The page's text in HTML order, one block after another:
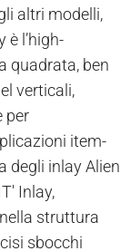
altri modelli,
l’high-
quadrata, ben
verticali,
per
item-
degli inlay Alien
Inlay,
struttura
sbocchi